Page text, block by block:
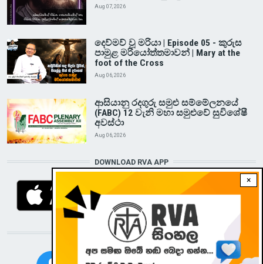
×
Aug 07, 2026
දෙව්මව් වූ මරියා | Episode 05 - කුරුස
පාමුළ මරියෝත්තමාවන් | Mary at the
foot of the Cross
Aug 06, 2026
ආසියානු රදගුරු සමුළු සම්මේලනයේ
(FABC) 12 වැනි මහා සමුළුවේ සුවිශේෂී
අවස්ථා
Aug 06, 2026
DOWNLOAD RVA APP
STAY CONNECTED WITH US!